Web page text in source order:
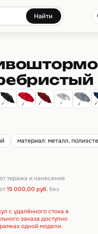
Найти
материал: металл,
тиража и нанесения
15 000,00 руб. без
с удалённого стока в
заказа доступно
одной модели.